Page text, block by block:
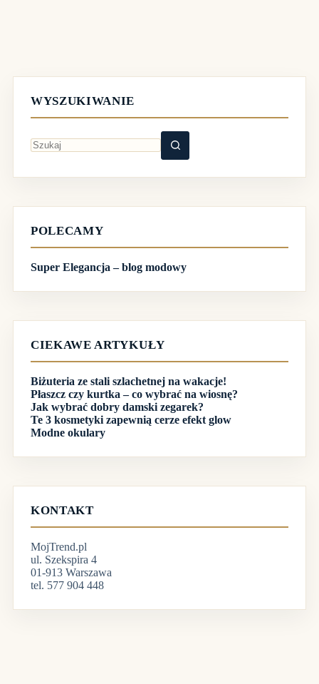
WYSZUKIWANIE
wyników
POLECAMY
Super Elegancja – blog modowy
CIEKAWE ARTYKUŁY
Biżuteria ze stali szlachetnej na wakacje!
Płaszcz czy kurtka – co wybrać na wiosnę?
Jak wybrać dobry damski zegarek?
Te 3 kosmetyki zapewnią cerze efekt glow
Modne okulary
KONTAKT
MojTrend.pl
ul. Szekspira 4
01-913 Warszawa
tel. 577 904 448